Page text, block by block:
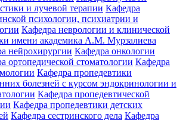
и лучевой терапии Кафедра
психологии, психиатрии и
Кафедра неврологии и клинической
имени академика А.М. Мурзалиева
нейрохирургии Кафедра онкологии
ортопедической стоматологии Кафедра
Кафедра пропедевтики
болезней с курсом эндокринологии и
Кафедра пропедевтической
Кафедра пропедевтики детских
Кафедра сестринского дела Кафедра